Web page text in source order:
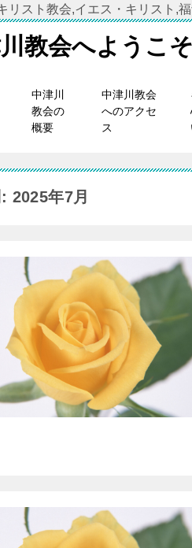
リスト教会,イエス・キリスト,
教会へようこそ
中津川
教会の
概要
中津川教会
へのアクセ
ス
2025年7月